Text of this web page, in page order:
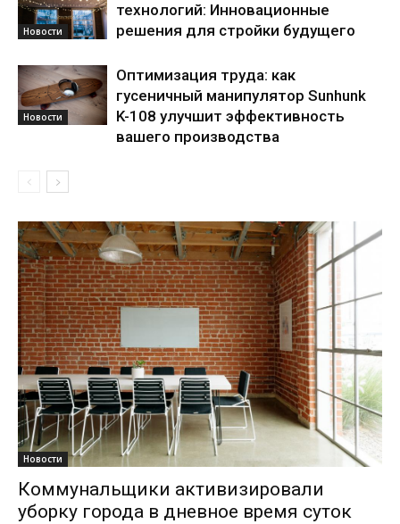
Новости
технологий: Инновационные
решения для стройки будущего
Новости
Оптимизация труда: как
гусеничный манипулятор Sunhunk
K-108 улучшит эффективность
вашего производства
Новости
Коммунальщики активизировали
уборку города в дневное время суток